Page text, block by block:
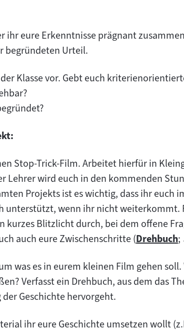
ihr eure Erkenntnisse prägnant
begründeten Urteil.
Klasse vor. Gebt euch
Stop-Trick-Film. Arbeitet hierfür in
Lehrer wird euch in den kommenden
Projekts ist es wichtig, dass ihr euch
unterstützt, wenn ihr nicht weiterkommt.
kurzes Blitzlicht durch, bei dem offene
auch eure Zwischenschritte (Zum
Inhalt:
Drehbuch;
was es in eurem kleinen Film gehen
Verfasst ein Drehbuch, aus dem das
Geschichte hervorgeht.
ihr eure Geschichte umsetzen wollt